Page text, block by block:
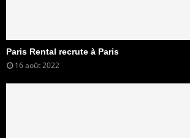
Paris Rental recrute à Paris
16 août 2022